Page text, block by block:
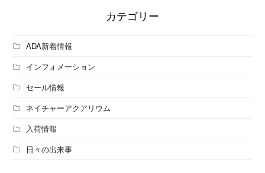
カテゴリー
ADA新着情報
インフォメーション
セール情報
ネイチャーアクアリウム
入荷情報
日々の出来事